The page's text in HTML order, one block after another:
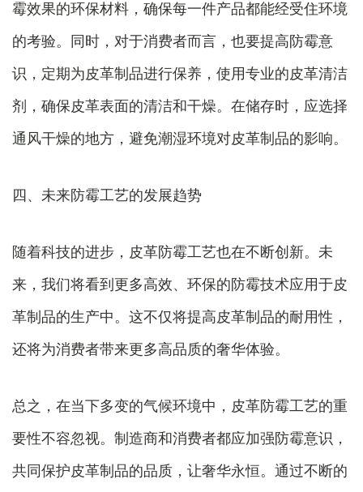
霉效果的环保材料，确保每一件产品都能经受住环境
的考验。同时，对于消费者而言，也要提高防霉意
识，定期为皮革制品进行保养，使用专业的皮革清洁
剂，确保皮革表面的清洁和干燥。在储存时，应选择
通风干燥的地方，避免潮湿环境对皮革制品的影响。
四、未来防霉工艺的发展趋势
随着科技的进步，皮革防霉工艺也在不断创新。未
来，我们将看到更多高效、环保的防霉技术应用于皮
革制品的生产中。这不仅将提高皮革制品的耐用性，
还将为消费者带来更多高品质的奢华体验。
总之，在当下多变的气候环境中，皮革防霉工艺的重
要性不容忽视。制造商和消费者都应加强防霉意识，
共同保护皮革制品的品质，让奢华永恒。通过不断的